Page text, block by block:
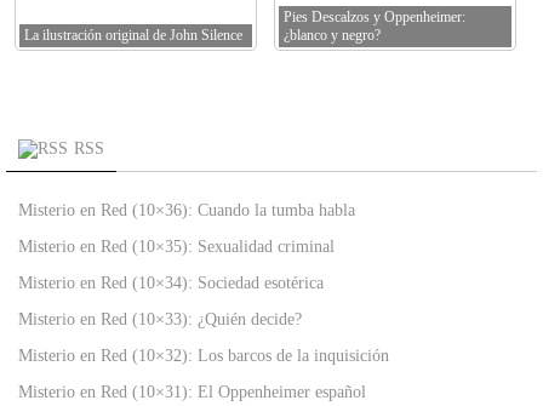
La ilustración original de John Silence
Pies Descalzos y Oppenheimer:
¿blanco y negro?
RSS
Misterio en Red (10×36): Cuando la tumba habla
Misterio en Red (10×35): Sexualidad criminal
Misterio en Red (10×34): Sociedad esotérica
Misterio en Red (10×33): ¿Quién decide?
Misterio en Red (10×32): Los barcos de la inquisición
Misterio en Red (10×31): El Oppenheimer español